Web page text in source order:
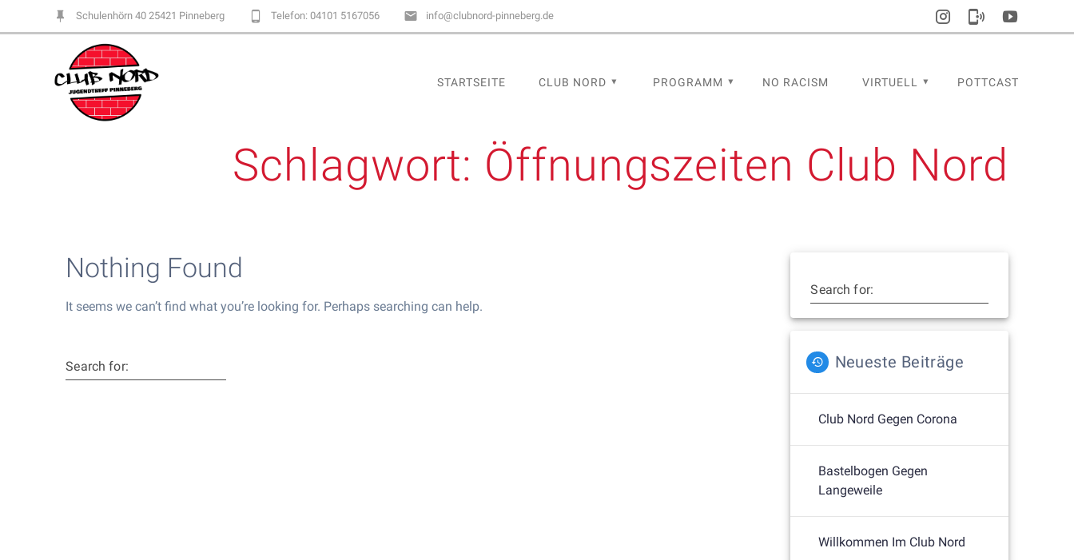
Schulenhörn 40 25421 Pinneberg Telefon: 04101 5167056 info@clubnord-pinneberg.de
STARTSEITE CLUB NORD PROGRAMM NO RACISM VIRTUELL POTTCAST
Schlagwort: Öffnungszeiten Club Nord
Nothing Found
It seems we can’t find what you’re looking for. Perhaps searching can help.
Search for:
Search for:
Neueste Beiträge
Club Nord Gegen Corona
Bastelbogen Gegen
Langeweile
Willkommen Im Club Nord